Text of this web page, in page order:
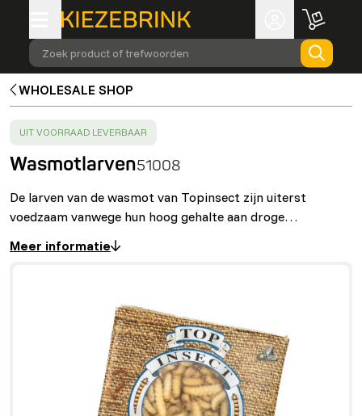
Zoek product of trefwoorden
WHOLESALE SHOP
SUCCESS:
UIT VOORRAAD LEVERBAAR
Wasmotlarven51008
De larven van de wasmot van Topinsect zijn uiterst
voedzaam vanwege hun hoog gehalte aan droge…
Meer informatie